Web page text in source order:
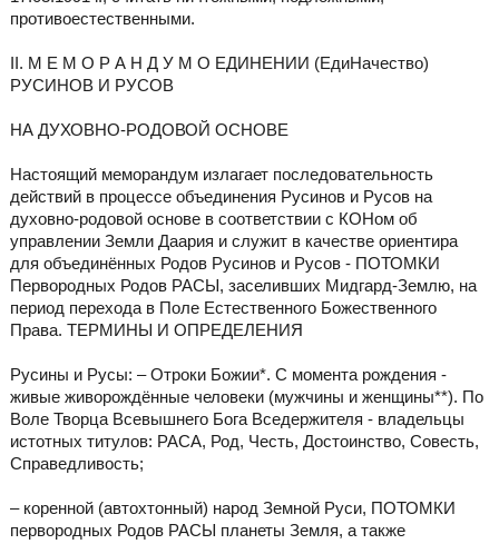
противоестественными.
II. М Е М О Р А Н Д У М О ЕДИНЕНИИ (ЕдиНачество)
РУСИНОВ И РУСОВ
НА ДУХОВНО-РОДОВОЙ ОСНОВЕ
Настоящий меморандум излагает последовательность
действий в процессе объединения Русинов и Русов на
духовно-родовой основе в соответствии с КОНом об
управлении Земли Даария и служит в качестве ориентира
для объединённых Родов Русинов и Русов - ПОТОМКИ
Первородных Родов РАСЫ, заселивших Мидгард-Землю, на
период перехода в Поле Естественного Божественного
Права. ТЕРМИНЫ И ОПРЕДЕЛЕНИЯ
Русины и Русы: – Отроки Божии*. С момента рождения -
живые живорождённые человеки (мужчины и женщины**). По
Воле Творца Всевышнего Бога Вседержителя - владельцы
истотных титулов: РАСА, Род, Честь, Достоинство, Совесть,
Справедливость;
– коренной (автохтонный) народ Земной Руси, ПОТОМКИ
первородных Родов РАСЫ планеты Земля, а также